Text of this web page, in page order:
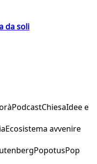
da soli
PodcastChiesaIdee e
Ecosistema avvenire
PopotusPop